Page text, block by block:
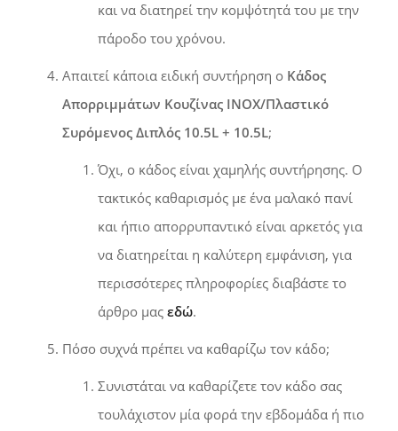
και να διατηρεί την κομψότητά του με την
πάροδο του χρόνου.
Απαιτεί κάποια ειδική συντήρηση ο Κάδος
Απορριμμάτων Κουζίνας INOX/Πλαστικό
Συρόμενος Διπλός 10.5L + 10.5L;
Όχι, ο κάδος είναι χαμηλής συντήρησης. Ο
τακτικός καθαρισμός με ένα μαλακό πανί
και ήπιο απορρυπαντικό είναι αρκετός για
να διατηρείται η καλύτερη εμφάνιση, για
περισσότερες πληροφορίες διαβάστε το
άρθρο μας εδώ.
Πόσο συχνά πρέπει να καθαρίζω τον κάδο;
Συνιστάται να καθαρίζετε τον κάδο σας
τουλάχιστον μία φορά την εβδομάδα ή πιο